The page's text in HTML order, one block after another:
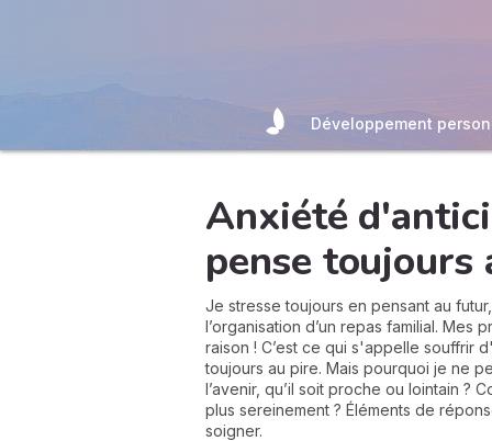
Développement
Anxiété
pense toujours
Je stresse toujours en pensant au
l’organisation d’un repas familial. Mes
raison ! C’est ce qui s'appelle souffrir
toujours au pire. Mais pourquoi je ne
l’avenir, qu’il soit proche ou lointain ?
plus sereinement ? Éléments de
soigner.